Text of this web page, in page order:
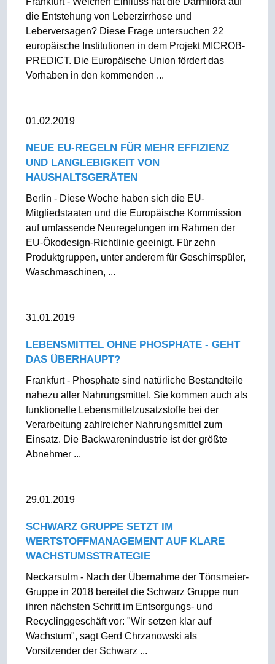
die Entstehung von Leberzirrhose und
Leberversagen? Diese Frage untersuchen 22
europäische Institutionen in dem Projekt MICROB-
PREDICT. Die Europäische Union fördert das
Vorhaben in den kommenden ...
01.02.2019
NEUE EU-REGELN FÜR MEHR EFFIZIENZ
UND LANGLEBIGKEIT VON
HAUSHALTSGERÄTEN
Berlin - Diese Woche haben sich die EU-
Mitgliedstaaten und die Europäische Kommission
auf umfassende Neuregelungen im Rahmen der
EU-Ökodesign-Richtlinie geeinigt. Für zehn
Produktgruppen, unter anderem für Geschirrspüler,
Waschmaschinen, ...
31.01.2019
LEBENSMITTEL OHNE PHOSPHATE - GEHT
DAS ÜBERHAUPT?
Frankfurt - Phosphate sind natürliche Bestandteile
nahezu aller Nahrungsmittel. Sie kommen auch als
funktionelle Lebensmittelzusatzstoffe bei der
Verarbeitung zahlreicher Nahrungsmittel zum
Einsatz. Die Backwarenindustrie ist der größte
Abnehmer ...
29.01.2019
SCHWARZ GRUPPE SETZT IM
WERTSTOFFMANAGEMENT AUF KLARE
WACHSTUMSSTRATEGIE
Neckarsulm - Nach der Übernahme der Tönsmeier-
Gruppe in 2018 bereitet die Schwarz Gruppe nun
ihren nächsten Schritt im Entsorgungs- und
Recyclinggeschäft vor: "Wir setzen klar auf
Wachstum", sagt Gerd Chrzanowski als
Vorsitzender der Schwarz ...